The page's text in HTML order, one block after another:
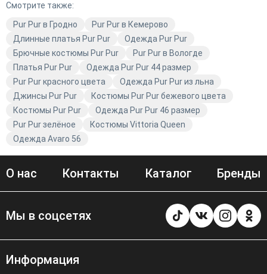
пользу качества и стиля!
Смотрите также:
Pur Pur в Гродно
Pur Pur в Кемерово
Длинные платья Pur Pur
Одежда Pur Pur
Брючные костюмы Pur Pur
Pur Pur в Вологде
Платья Pur Pur
Одежда Pur Pur 44 размер
Pur Pur красного цвета
Одежда Pur Pur из льна
Джинсы Pur Pur
Костюмы Pur Pur бежевого цвета
Костюмы Pur Pur
Одежда Pur Pur 46 размер
Pur Pur зелёное
Костюмы Vittoria Queen
Одежда Avaro 56
О нас Контакты Каталог Бренды
Мы в соцсетях
Информация